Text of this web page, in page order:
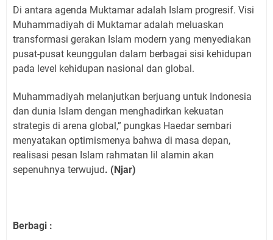
Di antara agenda Muktamar adalah Islam progresif. Visi
Muhammadiyah di Muktamar adalah meluaskan
transformasi gerakan Islam modern yang menyediakan
pusat-pusat keunggulan dalam berbagai sisi kehidupan
pada level kehidupan nasional dan global.
Muhammadiyah melanjutkan berjuang untuk Indonesia
dan dunia Islam dengan menghadirkan kekuatan
strategis di arena global,” pungkas Haedar sembari
menyatakan optimismenya bahwa di masa depan,
realisasi pesan Islam rahmatan lil alamin akan
sepenuhnya terwujud. (Njar)
Berbagi :